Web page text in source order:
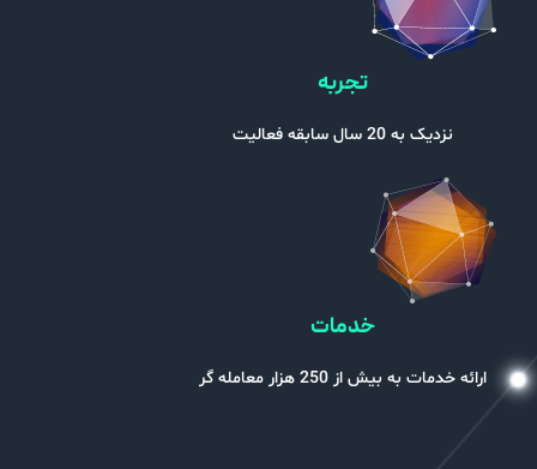
خدمات به بیش از 250 هزار معامله گر